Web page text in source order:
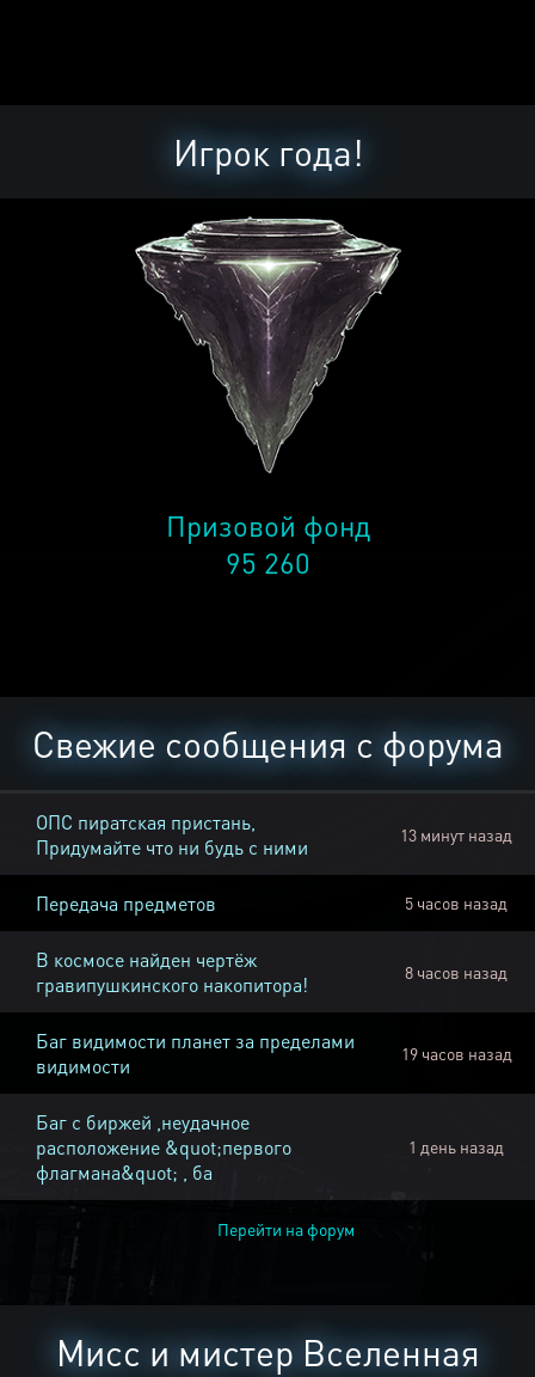
Игрок года!
Призовой фонд
95 260
Свежие сообщения с форума
ОПС пиратская пристань,
Придумайте что ни будь с ними
13 минут назад
Передача предметов 5 часов назад
В космосе найден чертёж
гравипушкинского накопитора!
8 часов назад
Баг видимости планет за пределами
видимости
19 часов назад
Баг с биржей ,неудачное
расположение &quot;первого
флагмана&quot; , ба
1 день назад
Перейти на форум
Мисс и мистер Вселенная